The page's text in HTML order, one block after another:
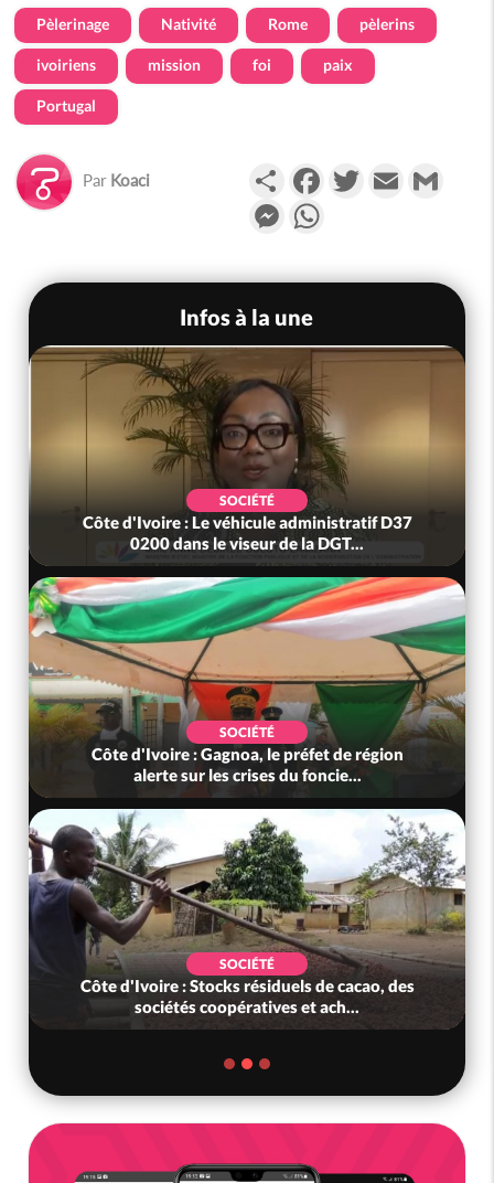
Pèlerinage Nativité Rome pèlerins
ivoiriens mission foi paix
Portugal
Par Koaci PartagerFacebookTwitterEmail
Messenger
Infos à la une
SOCIÉTÉ
Côte d'Ivoire : Le véhicule administratif D37
0200 dans le viseur de la DGT...
SOCIÉTÉ
Côte d'Ivoire : Gagnoa, le préfet de région
alerte sur les crises du foncie...
SOCIÉTÉ
Côte d'Ivoire : Stocks résiduels de cacao, des
sociétés coopératives et ach...